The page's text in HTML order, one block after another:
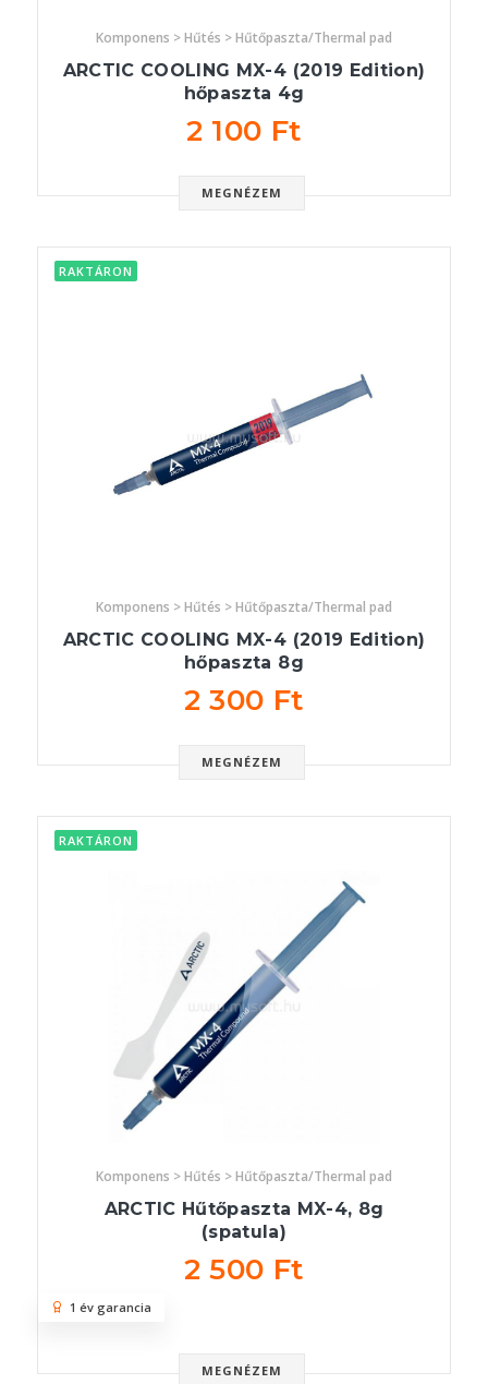
Komponens > Hűtés > Hűtőpaszta/Thermal pad
ARCTIC COOLING MX-4 (2019 Edition)
hőpaszta 4g
2 100 Ft
MEGNÉZEM
RAKTÁRON
Komponens > Hűtés > Hűtőpaszta/Thermal pad
ARCTIC COOLING MX-4 (2019 Edition)
hőpaszta 8g
2 300 Ft
MEGNÉZEM
RAKTÁRON
Komponens > Hűtés > Hűtőpaszta/Thermal pad
ARCTIC Hűtőpaszta MX-4, 8g
(spatula)
2 500 Ft
MEGNÉZEM
1 év garancia